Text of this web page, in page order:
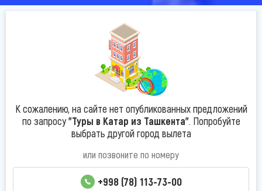
К сожалению, на сайте нет опубликованных предложений
по запросу"Туры в Катар из Ташкента". Попробуйте
выбрать другой город вылета
или позвоните по номеру
+998 (78) 113-73-00